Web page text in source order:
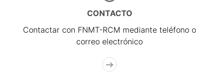
CONTACTO
Contactar con FNMT-RCM mediante teléfono o
correo electrónico